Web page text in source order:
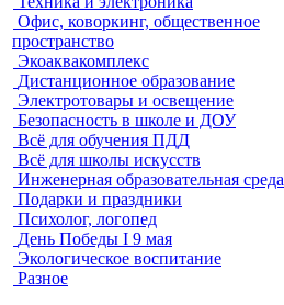
Офис, коворкинг, общественное
пространство
Экоаквакомплекс
Дистанционное образование
Электротовары и освещение
Безопасность в школе и ДОУ
Всё для обучения ПДД
Всё для школы искусств
Инженерная образовательная среда
Подарки и праздники
Психолог, логопед
День Победы I 9 мая
Экологическое воспитание
Разное